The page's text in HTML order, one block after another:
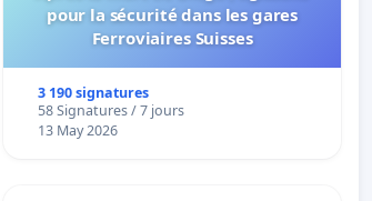
pour la sécurité dans les gares
Ferroviaires Suisses
3 190 signatures
58 Signatures / 7 jours
13 May 2026